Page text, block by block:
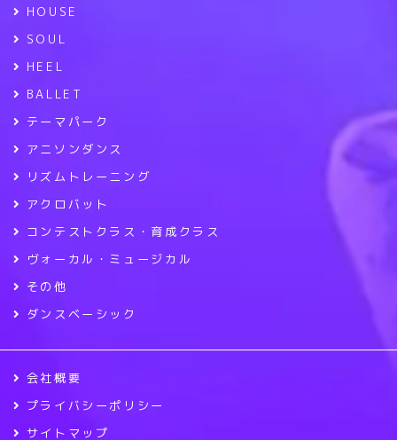
HOUSE
SOUL
HEEL
BALLET
テーマパーク
アニソンダンス
リズムトレーニング
アクロバット
コンテストクラス・育成クラス
ヴォーカル・ミュージカル
その他
ダンスベーシック
会社概要
プライバシーポリシー
サイトマップ